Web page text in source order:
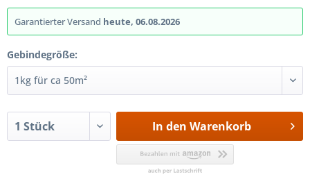
Garantierter Versand heute, 06.08.2026
Gebindegröße:
In den Warenkorb